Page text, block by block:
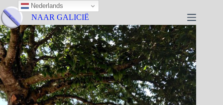
NAAR GALICIË
Nederlands